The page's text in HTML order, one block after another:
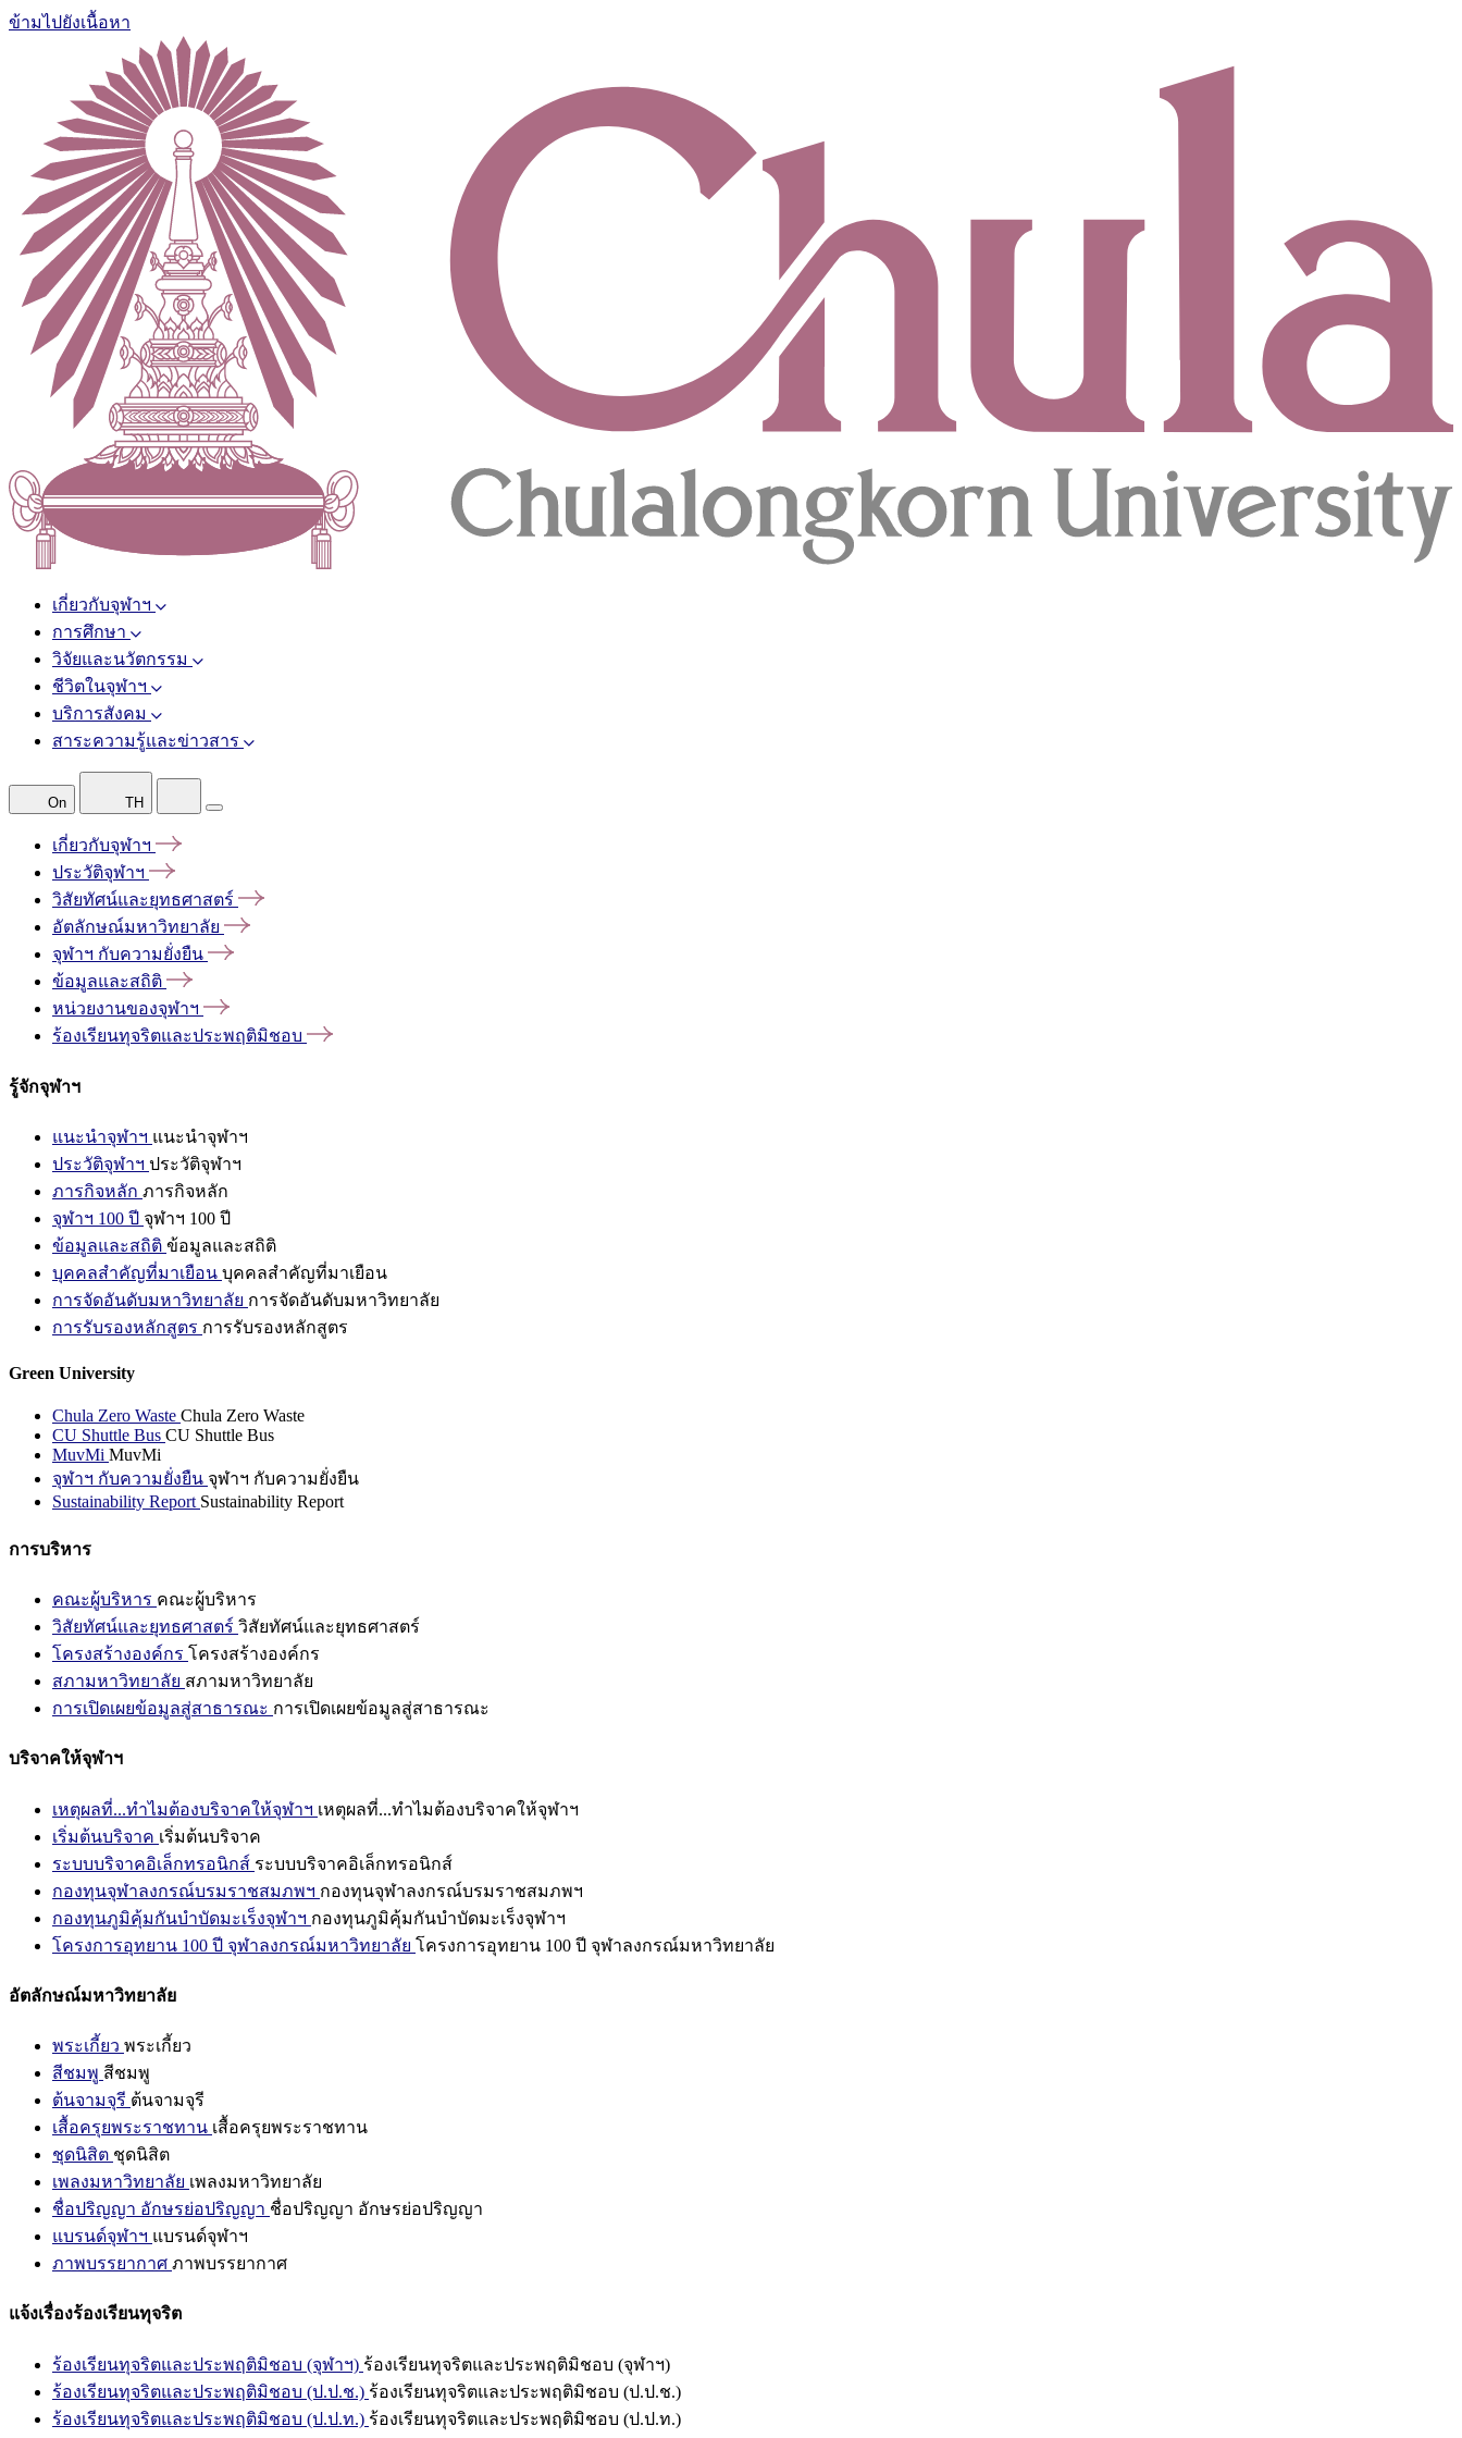
ข้ามไปยังเนื้อหา
เกี่ยวกับจุฬาฯ
การศึกษา
วิจัยและนวัตกรรม
ชีวิตในจุฬาฯ
บริการสังคม
สาระความรู้และข่าวสาร
On TH
เกี่ยวกับจุฬาฯ
ประวัติจุฬาฯ
วิสัยทัศน์และยุทธศาสตร์
อัตลักษณ์มหาวิทยาลัย
จุฬาฯ กับความยั่งยืน
ข้อมูลและสถิติ
หน่วยงานของจุฬาฯ
ร้องเรียนทุจริตและประพฤติมิชอบ
รู้จักจุฬาฯ
แนะนำจุฬาฯ แนะนำจุฬาฯ
ประวัติจุฬาฯ ประวัติจุฬาฯ
ภารกิจหลัก ภารกิจหลัก
จุฬาฯ 100 ปี จุฬาฯ 100 ปี
ข้อมูลและสถิติ ข้อมูลและสถิติ
บุคคลสำคัญที่มาเยือน บุคคลสำคัญที่มาเยือน
การจัดอันดับมหาวิทยาลัย การจัดอันดับมหาวิทยาลัย
การรับรองหลักสูตร การรับรองหลักสูตร
Green University
Chula Zero Waste Chula Zero Waste
CU Shuttle Bus CU Shuttle Bus
MuvMi MuvMi
จุฬาฯ กับความยั่งยืน จุฬาฯ กับความยั่งยืน
Sustainability Report Sustainability Report
การบริหาร
คณะผู้บริหาร คณะผู้บริหาร
วิสัยทัศน์และยุทธศาสตร์ วิสัยทัศน์และยุทธศาสตร์
โครงสร้างองค์กร โครงสร้างองค์กร
สภามหาวิทยาลัย สภามหาวิทยาลัย
การเปิดเผยข้อมูลสู่สาธารณะ การเปิดเผยข้อมูลสู่สาธารณะ
บริจาคให้จุฬาฯ
เหตุผลที่...ทำไมต้องบริจาคให้จุฬาฯ เหตุผลที่...ทำไมต้องบริจาคให้จุฬาฯ
เริ่มต้นบริจาค เริ่มต้นบริจาค
ระบบบริจาคอิเล็กทรอนิกส์ ระบบบริจาคอิเล็กทรอนิกส์
กองทุนจุฬาลงกรณ์บรมราชสมภพฯ กองทุนจุฬาลงกรณ์บรมราชสมภพฯ
กองทุนภูมิคุ้มกันบำบัดมะเร็งจุฬาฯ กองทุนภูมิคุ้มกันบำบัดมะเร็งจุฬาฯ
โครงการอุทยาน 100 ปี จุฬาลงกรณ์มหาวิทยาลัย โครงการอุทยาน 100 ปี จุฬาลงกรณ์มหาวิทยาลัย
อัตลักษณ์มหาวิทยาลัย
พระเกี้ยว พระเกี้ยว
สีชมพู สีชมพู
ต้นจามจุรี ต้นจามจุรี
เสื้อครุยพระราชทาน เสื้อครุยพระราชทาน
ชุดนิสิต ชุดนิสิต
เพลงมหาวิทยาลัย เพลงมหาวิทยาลัย
ชื่อปริญญา อักษรย่อปริญญา ชื่อปริญญา อักษรย่อปริญญา
แบรนด์จุฬาฯ แบรนด์จุฬาฯ
ภาพบรรยากาศ ภาพบรรยากาศ
แจ้งเรื่องร้องเรียนทุจริต
ร้องเรียนทุจริตและประพฤติมิชอบ (จุฬาฯ) ร้องเรียนทุจริตและประพฤติมิชอบ (จุฬาฯ)
ร้องเรียนทุจริตและประพฤติมิชอบ (ป.ป.ช.) ร้องเรียนทุจริตและประพฤติมิชอบ (ป.ป.ช.)
ร้องเรียนทุจริตและประพฤติมิชอบ (ป.ป.ท.) ร้องเรียนทุจริตและประพฤติมิชอบ (ป.ป.ท.)